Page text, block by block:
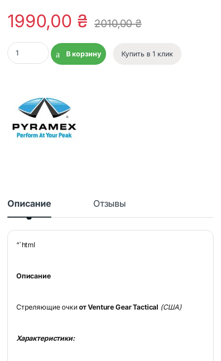
1990,00 ₴ 2010,00₴
Очки Venture Gear Tactical Howitzer Tan (лесной серый)
В корзину
Купить в 1 клик
Описание Отзывы
“`html
Описание
Стреляющие очкиот Venture Gear Tactical (США)
Характеристики: